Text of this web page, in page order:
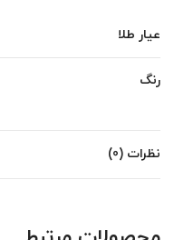
عیار طلا
رنگ
نظرات (0)